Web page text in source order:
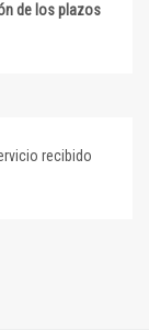
de los plazos
recibido